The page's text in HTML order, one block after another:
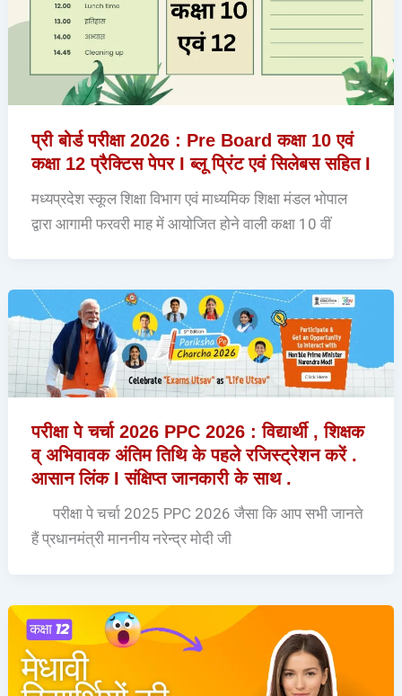
प्री बोर्ड परीक्षा 2026 : Pre Board कक्षा 10 एवं
कक्षा 12 प्रैक्टिस पेपर I ब्लू प्रिंट एवं सिलेबस सहित I
मध्यप्रदेश स्कूल शिक्षा विभाग एवं माध्यमिक शिक्षा मंडल भोपाल
द्वारा आगामी फरवरी माह में आयोजित होने वाली कक्षा 10 वीं
परीक्षा पे चर्चा 2026 PPC 2026 : विद्यार्थी , शिक्षक
व् अभिवावक अंतिम तिथि के पहले रजिस्ट्रेशन करें .
आसान लिंक I संक्षिप्त जानकारी के साथ .
परीक्षा पे चर्चा 2025 PPC 2026 जैसा कि आप सभी जानते
हैं प्रधानमंत्री माननीय नरेन्द्र मोदी जी